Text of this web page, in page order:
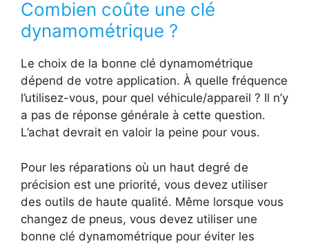
Combien coûte une clé
dynamométrique ?
Le choix de la bonne clé dynamométrique
dépend de votre application. À quelle fréquence
l’utilisez-vous, pour quel véhicule/appareil ? Il n’y
a pas de réponse générale à cette question.
L’achat devrait en valoir la peine pour vous.
Pour les réparations où un haut degré de
précision est une priorité, vous devez utiliser
des outils de haute qualité. Même lorsque vous
changez de pneus, vous devez utiliser une
bonne clé dynamométrique pour éviter les